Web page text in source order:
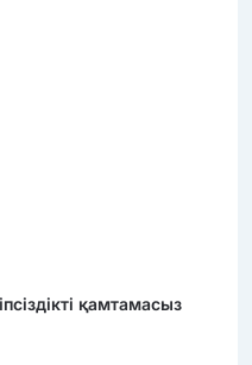
қамтамасыз